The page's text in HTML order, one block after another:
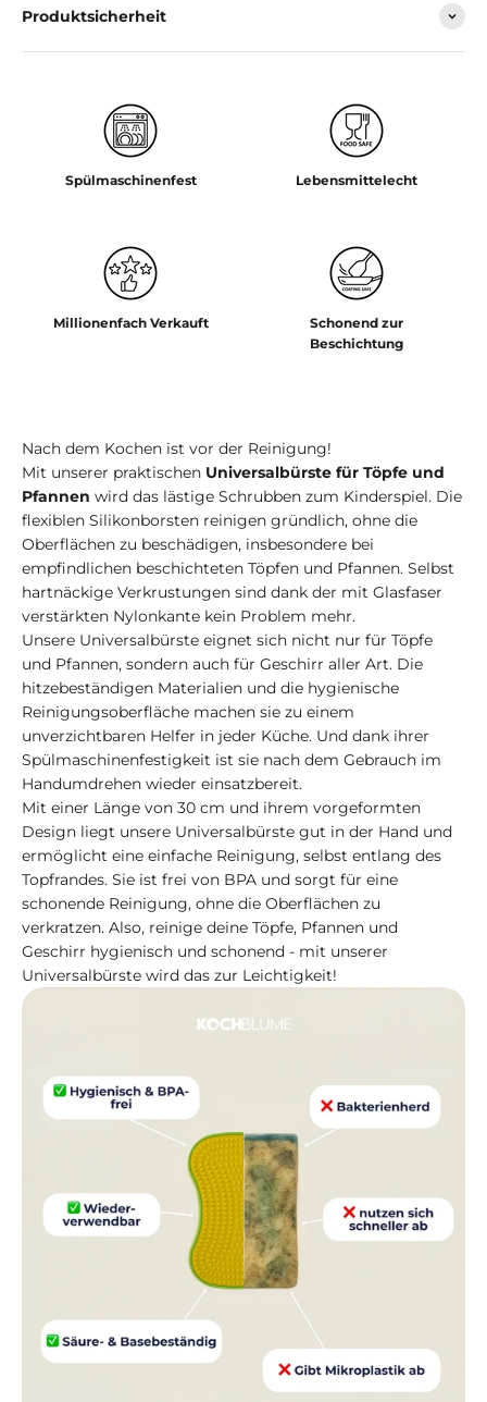
Produktsicherheit
Spülmaschinenfest Lebensmittelecht
Millionenfach Verkauft
Schonend zur
Beschichtung
Nach dem Kochen ist vor der Reinigung!
Mit unserer praktischen Universalbürste für Töpfe und
Pfannen wird das lästige Schrubben zum Kinderspiel. Die
flexiblen Silikonborsten reinigen gründlich, ohne die
Oberflächen zu beschädigen, insbesondere bei
empfindlichen beschichteten Töpfen und Pfannen. Selbst
hartnäckige Verkrustungen sind dank der mit Glasfaser
verstärkten Nylonkante kein Problem mehr.
Unsere Universalbürste eignet sich nicht nur für Töpfe
und Pfannen, sondern auch für Geschirr aller Art. Die
hitzebeständigen Materialien und die hygienische
Reinigungsoberfläche machen sie zu einem
unverzichtbaren Helfer in jeder Küche. Und dank ihrer
Spülmaschinenfestigkeit ist sie nach dem Gebrauch im
Handumdrehen wieder einsatzbereit.
Mit einer Länge von 30 cm und ihrem vorgeformten
Design liegt unsere Universalbürste gut in der Hand und
ermöglicht eine einfache Reinigung, selbst entlang des
Topfrandes. Sie ist frei von BPA und sorgt für eine
schonende Reinigung, ohne die Oberflächen zu
verkratzen. Also, reinige deine Töpfe, Pfannen und
Geschirr hygienisch und schonend - mit unserer
Universalbürste wird das zur Leichtigkeit!